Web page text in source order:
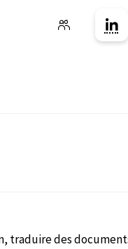
nouvelle fenêtre)
dans une nouvelle
(Ouverture dans
des